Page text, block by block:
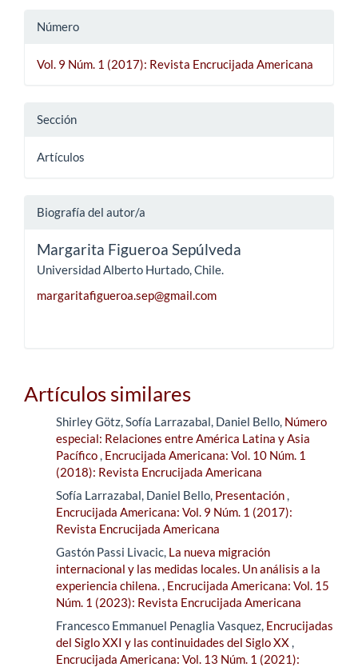
Número
Vol. 9 Núm. 1 (2017): Revista Encrucijada Americana
Sección
Artículos
Biografía del autor/a
Margarita Figueroa Sepúlveda
Universidad Alberto Hurtado, Chile.
margaritafigueroa.sep@gmail.com
Artículos similares
Shirley Götz, Sofía Larrazabal, Daniel Bello, Número
especial: Relaciones entre América Latina y Asia
Pacífico, Encrucijada Americana: Vol. 10 Núm. 1
(2018): Revista Encrucijada Americana
Sofía Larrazabal, Daniel Bello, Presentación,
Encrucijada Americana: Vol. 9 Núm. 1 (2017):
Revista Encrucijada Americana
Gastón Passi Livacic, La nueva migración
internacional y las medidas locales. Un análisis a la
experiencia chilena., Encrucijada Americana: Vol. 15
Núm. 1 (2023): Revista Encrucijada Americana
Francesco Emmanuel Penaglia Vasquez, Encrucijadas
del Siglo XXI y las continuidades del Siglo XX,
Encrucijada Americana: Vol. 13 Núm. 1 (2021):